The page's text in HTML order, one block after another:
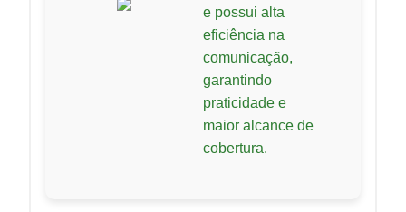
e possui alta
eficiência na
comunicação,
garantindo
praticidade e
maior alcance de
cobertura.